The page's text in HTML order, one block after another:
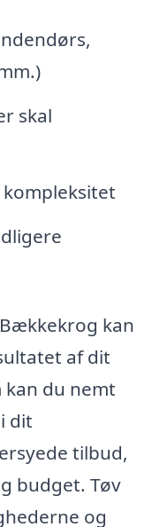
skal
kan
af dit
du nemt
dit
tilbud,
budget. Tøv
og